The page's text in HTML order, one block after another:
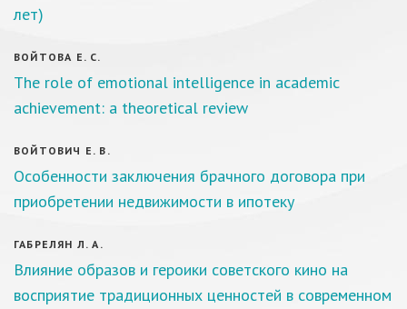
лет)
ВОЙТОВА Е. С.
The role of emotional intelligence in academic
achievement: a theoretical review
ВОЙТОВИЧ Е. В.
Особенности заключения брачного договора при
приобретении недвижимости в ипотеку
ГАБРЕЛЯН Л. А.
Влияние образов и героики советского кино на
восприятие традиционных ценностей в современном